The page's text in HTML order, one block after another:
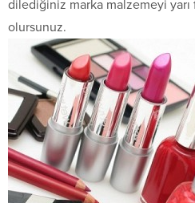
dilediğiniz marka malzemeyi yarı
olursunuz.